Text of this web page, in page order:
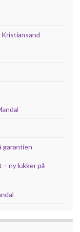
garantien
ny lukker på